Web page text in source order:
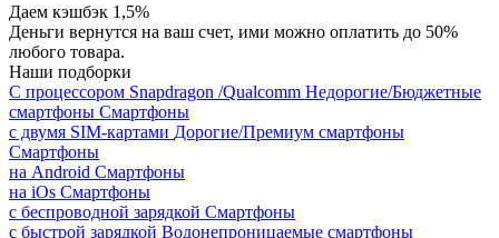
Даем кэшбэк 1,5%
Деньги вернутся на ваш счет, ими можно оплатить до 50%
любого товара.
Наши подборки
С процессором Snapdragon /Qualcomm Недорогие/Бюджетные
смартфоны Смартфоны
с двумя SIM-картами Дорогие/Премиум смартфоны
Смартфоны
на Android Смартфоны
на iOs Смартфоны
с беспроводной зарядкой Смартфоны
с быстрой зарядкой Водонепроницаемые смартфоны